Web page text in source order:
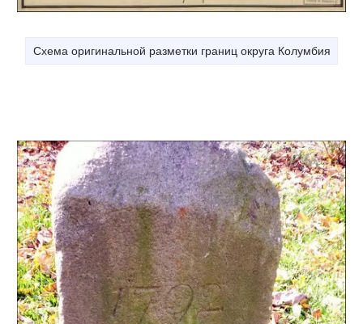
Схема оригинальной разметки границ округа Колумбия